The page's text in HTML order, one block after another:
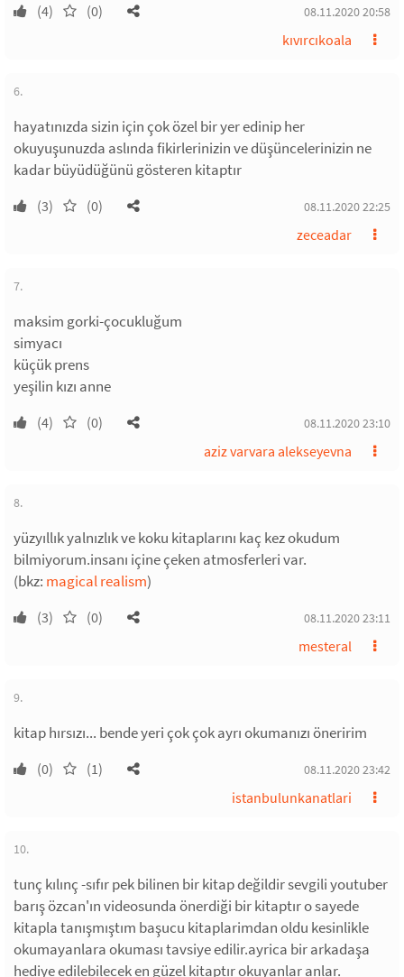
(4) (0) 08.11.2020 20:58
kıvırcıkoala
6.
hayatınızda sizin için çok özel bir yer edinip her
okuyuşunuzda aslında fikirlerinizin ve düşüncelerinizin ne
kadar büyüdüğünü gösteren kitaptır
(3) (0) 08.11.2020 22:25
zeceadar
7.
maksim gorki-çocukluğum
simyacı
küçük prens
yeşilin kızı anne
(4) (0) 08.11.2020 23:10
aziz varvara alekseyevna
8.
yüzyıllık yalnızlık ve koku kitaplarını kaç kez okudum
bilmiyorum.insanı içine çeken atmosferleri var.
(bkz: magical realism)
(3) (0) 08.11.2020 23:11
mesteral
9.
kitap hırsızı... bende yeri çok çok ayrı okumanızı öneririm
(0) (1) 08.11.2020 23:42
istanbulunkanatlari
10.
tunç kılınç -sıfır pek bilinen bir kitap değildir sevgili youtuber
barış özcan'ın videosunda önerdiği bir kitaptır o sayede
kitapla tanışmıştım başucu kitaplarimdan oldu kesinlikle
okumayanlara okuması tavsiye edilir.ayrica bir arkadaşa
hediye edilebilecek en güzel kitaptır okuyanlar anlar.